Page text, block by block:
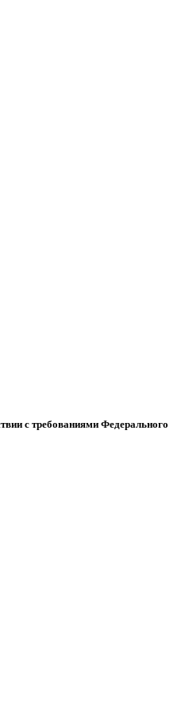
с требованиями Федерального